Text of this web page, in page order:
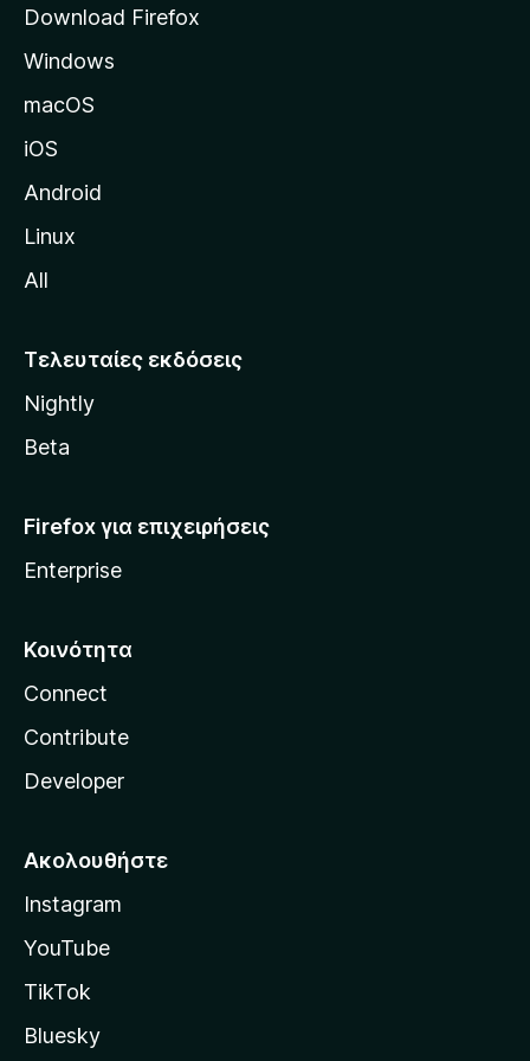
λ
ί
τ
η
o
i
l
a
Download Firefox
Windows
macOS
iOS
Android
Linux
All
Τελευταίες εκδόσεις
Nightly
Beta
Firefox για επιχειρήσεις
Enterprise
Κοινότητα
Connect
Contribute
Developer
Ακολουθήστε
Instagram
YouTube
TikTok
Bluesky